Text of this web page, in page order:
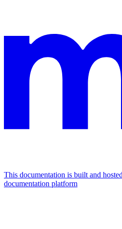
This documentation is built and
documentation platform